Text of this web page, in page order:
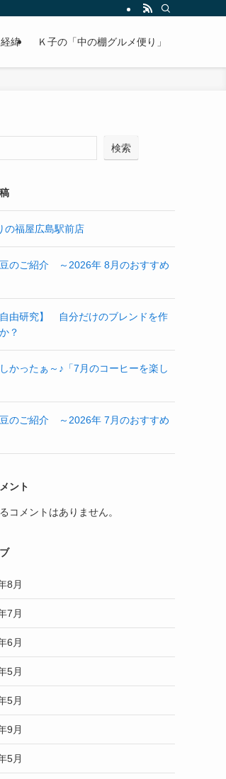
緯 Ｋ子の「中の棚グルメ便り」
検索
の福屋広島駅前店
のご紹介 ～2026年 8月のおすすめ
自由研究】 自分だけのブレンドを作
？
かったぁ～♪「7月のコーヒーを楽し
のご紹介 ～2026年 7月のおすすめ
ント
コメントはありません。
8月
7月
6月
5月
5月
9月
5月